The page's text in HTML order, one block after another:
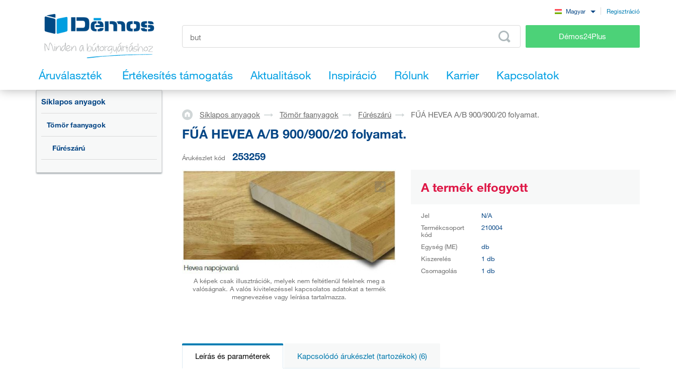
Magyar Regisztráció
Démos24Plus
Áruválaszték Értékesítés támogatás Aktualitások Inspiráció Rólunk Karrier Kapcsolatok
Síklapos anyagok
Tömör faanyagok
Fűrészárú
Síklapos anyagok Tömör faanyagok Fűrészárú FŰÁ HEVEA A/B 900/900/20 folyamat.
FŰÁ HEVEA A/B 900/900/20 folyamat.
Árukészlet kód 253259
A képek csak illusztrációk, melyek nem feltétlenül felelnek meg a
valóságnak. A valós kivitelezéssel kapcsolatos adatokat a termék
megnevezése vagy leírása tartalmazza.
A termék elfogyott
Jel
N/A
Termékcsoport
kód
210004
Egység (ME)
db
Kiszerelés
1 db
Csomagolás
1 db
Leírás és paraméterek Kapcsolódó árukészlet (tartozékok) (6)